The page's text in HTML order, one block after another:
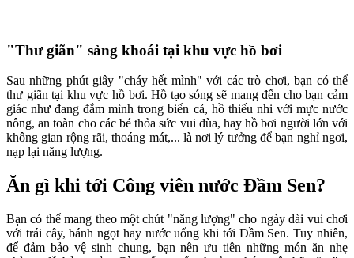
"Thư giãn" sảng khoái tại khu vực hồ bơi
Sau những phút giây "cháy hết mình" với các trò chơi, bạn có thể
thư giãn tại khu vực hồ bơi. Hồ tạo sóng sẽ mang đến cho bạn cảm
giác như đang đắm mình trong biển cả, hồ thiếu nhi với mực nước
nông, an toàn cho các bé thỏa sức vui đùa, hay hồ bơi người lớn với
không gian rộng rãi, thoáng mát,... là nơi lý tưởng để bạn nghỉ ngơi,
nạp lại năng lượng.
Ăn gì khi tới Công viên nước Đầm Sen?
Bạn có thể mang theo một chút "năng lượng" cho ngày dài vui chơi
với trái cây, bánh ngọt hay nước uống khi tới Đầm Sen. Tuy nhiên,
để đảm bảo vệ sinh chung, bạn nên ưu tiên những món ăn nhẹ